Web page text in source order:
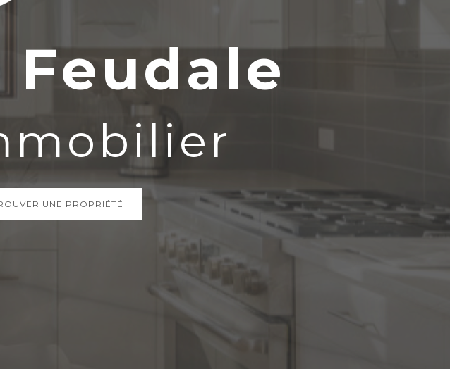
UNE PROPRIÉTÉ